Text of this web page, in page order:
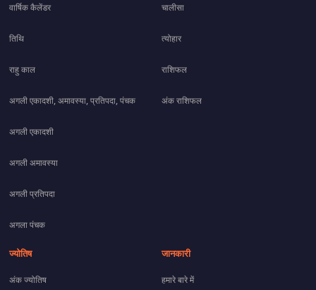
वार्षिक कैलेंडर
तिथि
राहु काल
अगली एकादशी, अमावस्या, प्रतिपदा, पंचक
अगली एकादशी
अगली अमावस्या
अगली प्रतिपदा
अगला पंचक
चालीसा
त्योहार
राशिफल
अंक राशिफल
ज्योतिष
अंक ज्योतिष
जानकारी
हमारे बारे में